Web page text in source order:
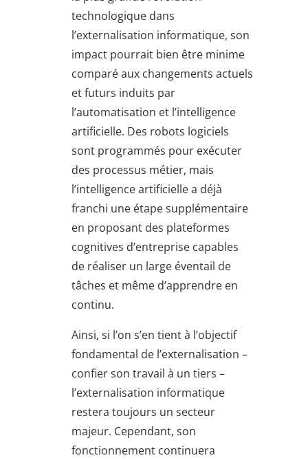
technologique dans
l’externalisation informatique, son
impact pourrait bien être minime
comparé aux changements actuels
et futurs induits par
l’automatisation et l’intelligence
artificielle. Des robots logiciels
sont programmés pour exécuter
des processus métier, mais
l’intelligence artificielle a déjà
franchi une étape supplémentaire
en proposant des plateformes
cognitives d’entreprise capables
de réaliser un large éventail de
tâches et même d’apprendre en
continu.
Ainsi, si l’on s’en tient à l’objectif
fondamental de l’externalisation –
confier son travail à un tiers –
l’externalisation informatique
restera toujours un secteur
majeur. Cependant, son
fonctionnement continuera